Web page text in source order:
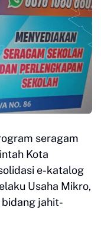
seragam
Kota
e-katalog
Usaha Mikro,
bidang jahit-